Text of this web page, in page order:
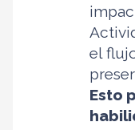
el
Esto